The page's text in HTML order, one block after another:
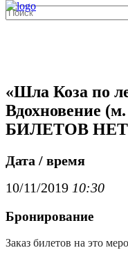
«Шла Коза по
Вдохновение
БИЛЕТОВ НЕТ
Дата / время
10/11/2019 10:30
Бронирование
Заказ билетов на это